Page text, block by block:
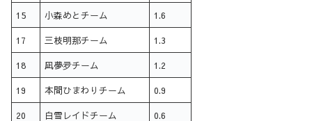
15 小森めとチーム 1.6
17 三枝明那チーム 1.3
18 凪夢夛チーム 1.2
19 本間ひまわりチーム 0.9
20 白雪レイドチーム 0.6